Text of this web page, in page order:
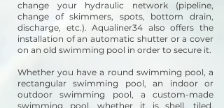
change your hydraulic network (pipeline,
change of skimmers, spots, bottom drain,
discharge, etc.). Aqualiner34 also offers the
installation of an automatic shutter or a cover
on an old swimming pool in order to secure it.
Whether you have a round swimming pool, a
rectangular swimming pool, an indoor or
outdoor swimming pool, a custom-made
swimming pool, whether it is shell, tiled,